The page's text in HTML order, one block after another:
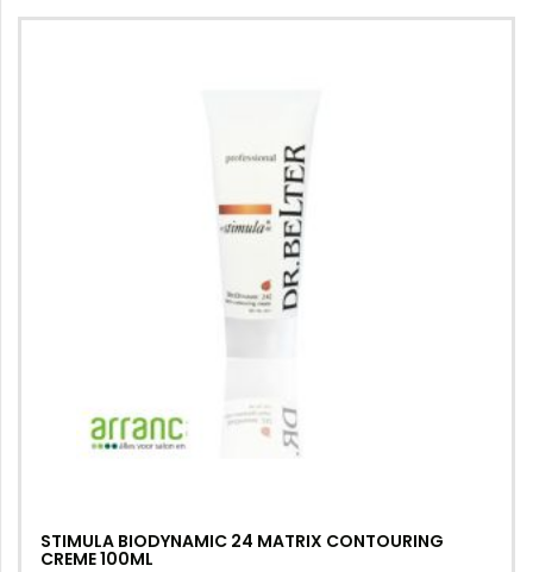
STIMULA BIODYNAMIC 24 MATRIX CONTOURING
CREME 100ML